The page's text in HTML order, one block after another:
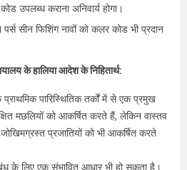
उपलब्ध कराना अनिवार्य होगा।
पर्स सीन फिशिंग नावों को कलर कोड भी प्रदान
के हालिया आदेश के निहितार्थ:
पारिस्थितिक तर्कों में से एक प्रमुख
मछलियों को आकर्षित करते हैं, लेकिन वास्तव
प्रजातियों को भी आकर्षित करते
के लिए एक संभावित आधार भी हो सकता है।